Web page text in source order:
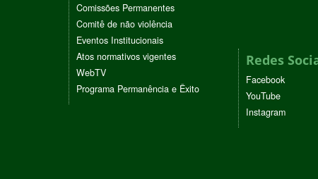
Comissões Permanentes
Comitê de não violência
Eventos Institucionais
Atos normativos vigentes
WebTV
Programa Permanência e Êxito
Redes
Facebook
YouTube
Instagram